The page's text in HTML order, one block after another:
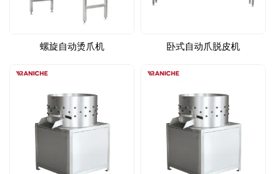
螺旋自动烫爪机 卧式自动爪脱皮机